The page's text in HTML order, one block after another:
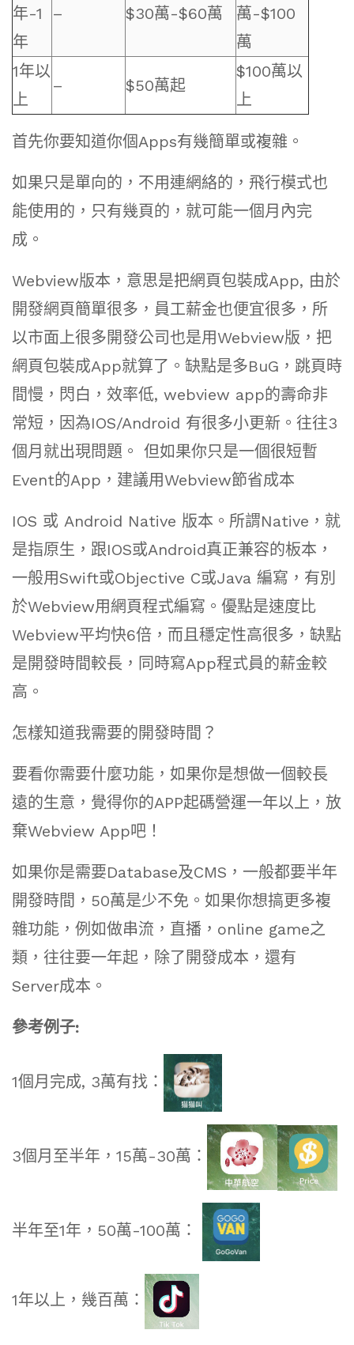
年-1
年
– $30萬-$60萬
萬-$100
萬
1年以
上
– $50萬起
$100萬以
上
首先你要知道你個Apps有幾簡單或複雜。
如果只是單向的，不用連網絡的，飛行模式也
能使用的，只有幾頁的，就可能一個月內完
成。
Webview版本，意思是把網頁包裝成App, 由於
開發網頁簡單很多，員工薪金也便宜很多，所
以市面上很多開發公司也是用Webview版，把
網頁包裝成App就算了。缺點是多BuG，跳頁時
間慢，閃白，效率低, webview app的壽命非
常短，因為IOS/Android 有很多小更新。往往3
個月就出現問題。 但如果你只是一個很短暫
Event的App，建議用Webview節省成本
IOS 或 Android Native 版本。所謂Native，就
是指原生，跟IOS或Android真正兼容的板本，
一般用Swift或Objective C或Java 編寫，有別
於Webview用網頁程式編寫。優點是速度比
Webview平均快6倍，而且穩定性高很多，缺點
是開發時間較長，同時寫App程式員的薪金較
高。
怎樣知道我需要的開發時間？
要看你需要什麼功能，如果你是想做一個較長
遠的生意，覺得你的APP起碼營運一年以上，放
棄Webview App吧！
如果你是需要Database及CMS，一般都要半年
開發時間，50萬是少不免。如果你想搞更多複
雜功能，例如做串流，直播，online game之
類，往往要一年起，除了開發成本，還有
Server成本。
參考例子:
1個月完成, 3萬有找：
3個月至半年，15萬-30萬：
半年至1年，50萬-100萬：
1年以上，幾百萬：